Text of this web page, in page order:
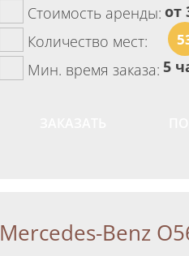
Стоимость аренды: от
Количество мест:
Мин. время заказа: 5
Mercedes-Benz